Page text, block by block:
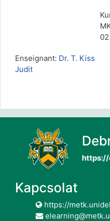
02
Enseignant: Dr. T. Kiss
Judit
https://
Kapcsolat
https://